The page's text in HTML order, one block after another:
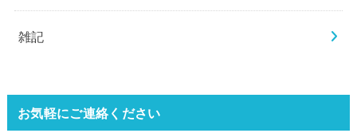
雑記
お気軽にご連絡ください